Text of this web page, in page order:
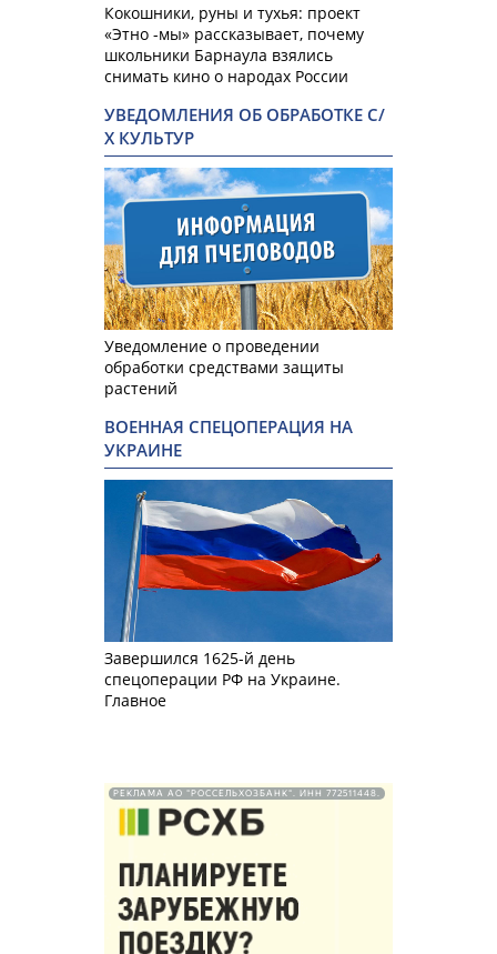
Кокошники, руны и тухья: проект
«Этно -мы» рассказывает, почему
школьники Барнаула взялись
снимать кино о народах России
УВЕДОМЛЕНИЯ ОБ ОБРАБОТКЕ С/
Х КУЛЬТУР
Уведомление о проведении
обработки средствами защиты
растений
ВОЕННАЯ СПЕЦОПЕРАЦИЯ НА
УКРАИНЕ
Завершился 1625-й день
спецоперации РФ на Украине.
Главное
РЕКЛАМА АО "РОССЕЛЬХОЗБАНК". ИНН 772511448.